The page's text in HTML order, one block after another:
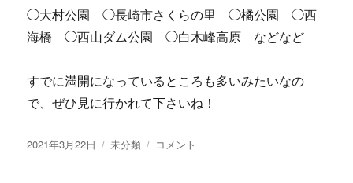
◯大村公園 ◯長崎市さくらの里 ◯橘公園 ◯西
海橋 ◯西山ダム公園 ◯白木峰高原 などなど
すでに満開になっているところも多いみたいなの
で、ぜひ見に行かれて下さいね！
投
2021年3月22日
カ
未分類
桜
コメント